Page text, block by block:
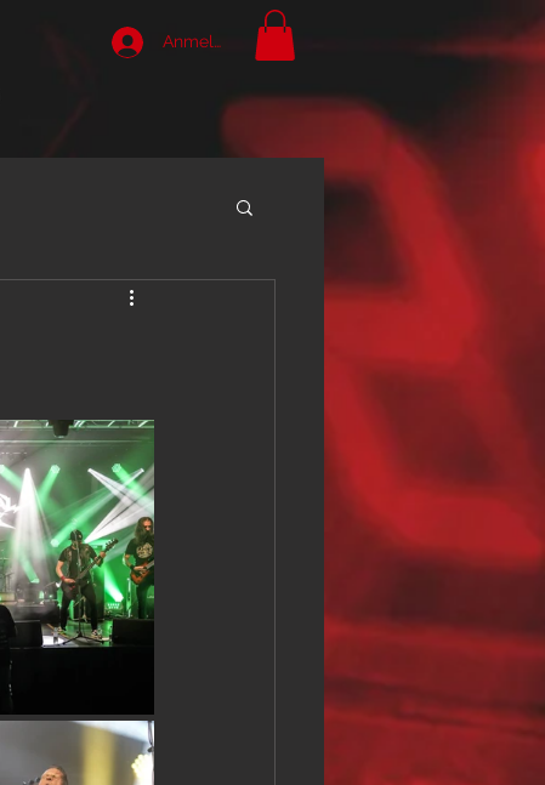
Anmelden